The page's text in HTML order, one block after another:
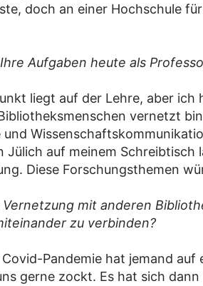
doch an einer Hochschule
Aufgaben heute als
liegt auf der Lehre, aber
vernetzt
Jülich auf meinem
Diese Forschungsthemen
mit anderen
zu verbinden?
Pandemie hat jemand
gerne zockt. Es hat sich